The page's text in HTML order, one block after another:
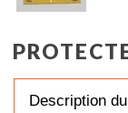
Description